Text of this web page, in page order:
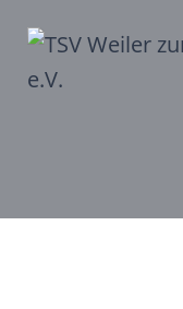
Inhalt
springen